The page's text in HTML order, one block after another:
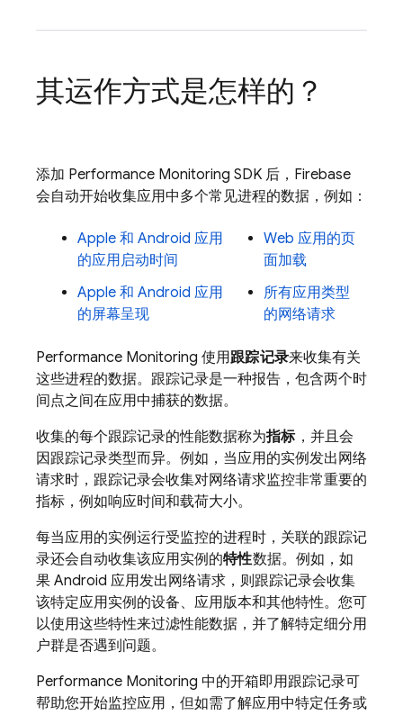
其运作方式是怎样的？
添加 Performance Monitoring SDK 后，Firebase
会自动开始收集应用中多个常见进程的数据，例如：
Apple 和 Android 应用
的应用启动时间
Apple 和 Android 应用
的屏幕呈现
Web 应用的页
面加载
所有应用类型
的网络请求
Performance Monitoring 使用跟踪记录来收集有关
这些进程的数据。跟踪记录是一种报告，包含两个时
间点之间在应用中捕获的数据。
收集的每个跟踪记录的性能数据称为指标，并且会
因跟踪记录类型而异。例如，当应用的实例发出网络
请求时，跟踪记录会收集对网络请求监控非常重要的
指标，例如响应时间和载荷大小。
每当应用的实例运行受监控的进程时，关联的跟踪记
录还会自动收集该应用实例的特性数据。例如，如
果 Android 应用发出网络请求，则跟踪记录会收集
该特定应用实例的设备、应用版本和其他特性。您可
以使用这些特性来过滤性能数据，并了解特定细分用
户群是否遇到问题。
Performance Monitoring 中的开箱即用跟踪记录可
帮助您开始监控应用，但如需了解应用中特定任务或